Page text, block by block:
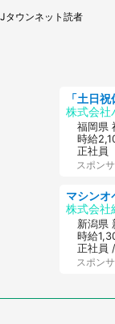
（山形県・20代女性
Jタウンネット読者
株式会社
福岡県
時給
正社員
スポン
株式会社
新潟県
時給
正社員
スポン